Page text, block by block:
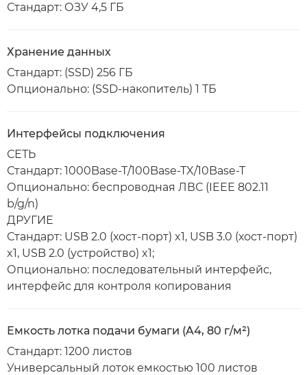
Стандарт: ОЗУ 4,5 ГБ
Хранение данных
Стандарт: (SSD) 256 ГБ
Опционально: (SSD-накопитель) 1 ТБ
Интерфейсы подключения
СЕТЬ
Стандарт: 1000Base-T/100Base-TX/10Base-T
Опционально: беспроводная ЛВС (IEEE 802.11
b/g/n)
ДРУГИЕ
Стандарт: USB 2.0 (хост-порт) x1, USB 3.0 (хост-порт)
x1, USB 2.0 (устройство) x1;
Опционально: последовательный интерфейс,
интерфейс для контроля копирования
Емкость лотка подачи бумаги (A4, 80 г/м²)
Стандарт: 1200 листов
Универсальный лоток емкостью 100 листов